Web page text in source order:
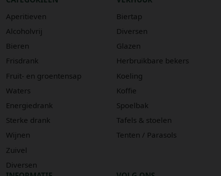
Aperitieven
Alcoholvrij
Bieren
Frisdrank
Fruit- en groentensap
Waters
Energiedrank
Sterke drank
Wijnen
Zuivel
Diversen
Biertap
Diversen
Glazen
Herbruikbare bekers
Koeling
Koffie
Spoelbak
Tafels & stoelen
Tenten / Parasols